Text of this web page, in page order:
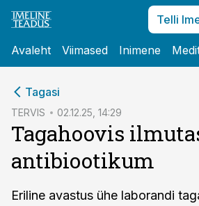
Telli
Avaleht Viimased Inimene
Tagasi
TERVIS 02.12.25, 14:29
Tagahoovis
antibiootikum
Eriline avastus ühe laborandi